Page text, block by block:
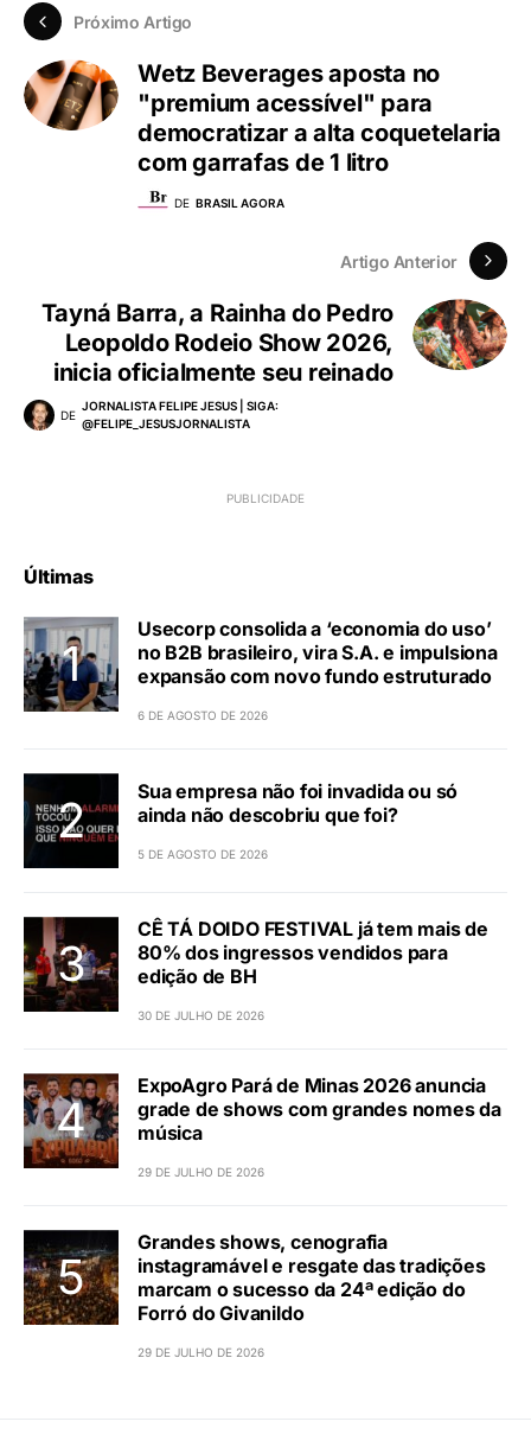
Próximo Artigo
Wetz Beverages aposta no
"premium acessível" para
democratizar a alta coquetelaria
com garrafas de 1 litro
DE BRASIL AGORA
Artigo Anterior
Tayná Barra, a Rainha do Pedro
Leopoldo Rodeio Show 2026,
inicia oficialmente seu reinado
DE
JORNALISTA FELIPE JESUS | SIGA:
@FELIPE_JESUSJORNALISTA
Últimas
Usecorp consolida a ‘economia do uso’
no B2B brasileiro, vira S.A. e impulsiona
expansão com novo fundo estruturado
6 DE AGOSTO DE 2026
Sua empresa não foi invadida ou só
ainda não descobriu que foi?
5 DE AGOSTO DE 2026
CÊ TÁ DOIDO FESTIVAL já tem mais de
80% dos ingressos vendidos para
edição de BH
30 DE JULHO DE 2026
ExpoAgro Pará de Minas 2026 anuncia
grade de shows com grandes nomes da
música
29 DE JULHO DE 2026
Grandes shows, cenografia
instagramável e resgate das tradições
marcam o sucesso da 24ª edição do
Forró do Givanildo
29 DE JULHO DE 2026